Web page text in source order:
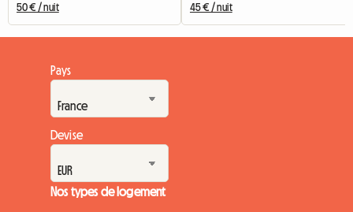
50 € / nuit 45 € / nuit
Pays
Devise
Nos types de logement